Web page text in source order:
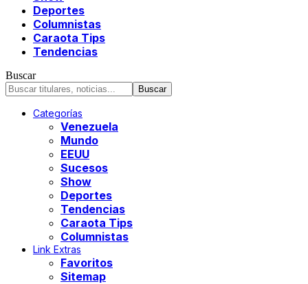
Deportes
Columnistas
Caraota Tips
Tendencias
Buscar
Categorías
Venezuela
Mundo
EEUU
Sucesos
Show
Deportes
Tendencias
Caraota Tips
Columnistas
Link Extras
Favoritos
Sitemap